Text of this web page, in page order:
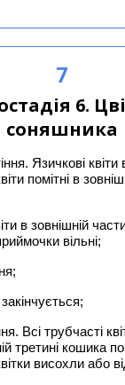
7
6.
соняшника
Язичкові
помітні в
в зовнішній
вільні;
Всі трубчасті
третині кошика
висохли або